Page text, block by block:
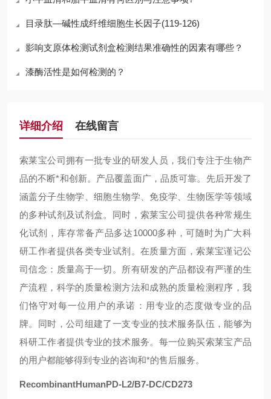
目录肽—碱性成纤维细胞生长因子(119-126)
影响支原体检测试剂盒检测结果准确性的因素有哪些？
漆酶活性是如何检测的？
详细介绍 在线留言
索莱宝公司拥有一批专业的研发人员，我们专注于生物产
品的不断*和创新。产品覆盖面广，品质可靠。先后开发了
涵盖分子生物学、细胞生物学、免疫学、生物医学等领域
的多种试剂及试剂盒。同时，索莱宝公司提供各种常规生
化试剂，库存常备产品多达10000多种，可随时为广大科
研工作者提供各类专业试剂。在质量方面，索莱宝谨记公
司信念：质量高于一切。所有研发的产品都设有严谨的生
产流程，科学的质量检测方法和成熟的质量检测程序，我
们恪守对每一位用户的承诺：用专业的态度做专业的品
牌。同时，公司组建了一支专业的技术服务队伍，能够为
科研工作者提供专业的技术服务。每一位购买索莱宝产品
的用户都能够得到专业的咨询和*的售后服务。
RecombinantHumanPD-L2/B7-DC/CD273